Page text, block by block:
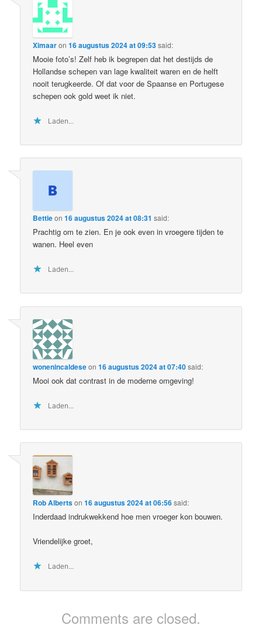
Ximaaron16 augustus 2024 at 09:53said:
Mooie foto’s! Zelf heb ik begrepen dat het destijds de
Hollandse schepen van lage kwaliteit waren en de helft
nooit terugkeerde. Of dat voor de Spaanse en Portugese
schepen ook gold weet ik niet.
Laden...
Bettieon16 augustus 2024 at 08:31 said:
Prachtig om te zien. En je ook even in vroegere tijden te
wanen. Heel even
Laden...
wonenincaldeseon16 augustus 2024 at 07:40said:
Mooi ook dat contrast in de moderne omgeving!
Laden...
Rob Albertson16 augustus 2024 at 06:56said:
Inderdaad indrukwekkend hoe men vroeger kon bouwen.
Vriendelijke groet,
Laden...
Comments are closed.